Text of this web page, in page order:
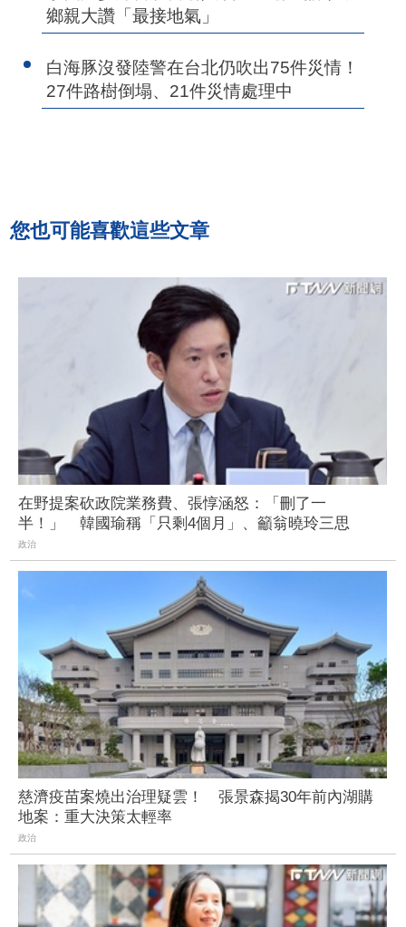
鄉親大讚「最接地氣」
白海豚沒發陸警在台北仍吹出75件災情！
27件路樹倒塌、21件災情處理中
您也可能喜歡這些文章
在野提案砍政院業務費、張惇涵怒：「刪了一
半！」 韓國瑜稱「只剩4個月」、籲翁曉玲三思
政治
慈濟疫苗案燒出治理疑雲！ 張景森揭30年前內湖購
地案：重大決策太輕率
政治